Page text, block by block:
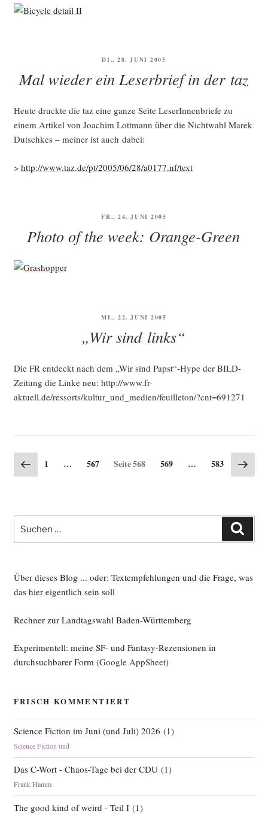
VERÖFFENTLICHT
DI., 28. JUNI 2005
Mal wieder ein Leserbrief in der taz
Heu­te druck­te die taz eine gan­ze Sei­te Lese­rIn­nen­brie­fe zu
einem Arti­kel von Joa­chim Lott­mann über die Nicht­wahl Marek
Dutsch­kes – mei­ner ist auch dabei:
> http://www.taz.de/pt/2005/06/28/a0177.nf/text
VERÖFFENTLICHT
FR., 24. JUNI 2005
Photo of the week: Orange-Green
VERÖFFENTLICHT
MI., 22. JUNI 2005
„Wir sind links“
Die FR ent­deckt nach dem „Wir sind Papst“-Hype der BILD-
Zei­tung die Lin­ke neu: http://www.fr-
aktuell.de/ressorts/kultur_und_medien/feuilleton/?cnt=691271
Seitennummerierung
der
Vorherige
Seite
Seite
1 … Seite
567 Seite568 Seite
569 … Seite
583
Seite
nach:
Über dieses Blog ... oder: Textempfehlungen und die Frage, was
das hier eigentlich sein soll
Rechner zur Landtagswahl Baden-Württemberg
Experimentell: meine SF- und Fantasy-Rezensionen in
durchsuchbarer Form(Google AppSheet)
FRISCH KOMMENTIERT
Science Fiction im Juni (und Juli) 2026 (1)
Science Fiction und
Das C-Wort - Chaos-Tage bei der CDU(1)
Frank Hamm
The good kind of weird - Teil I(1)